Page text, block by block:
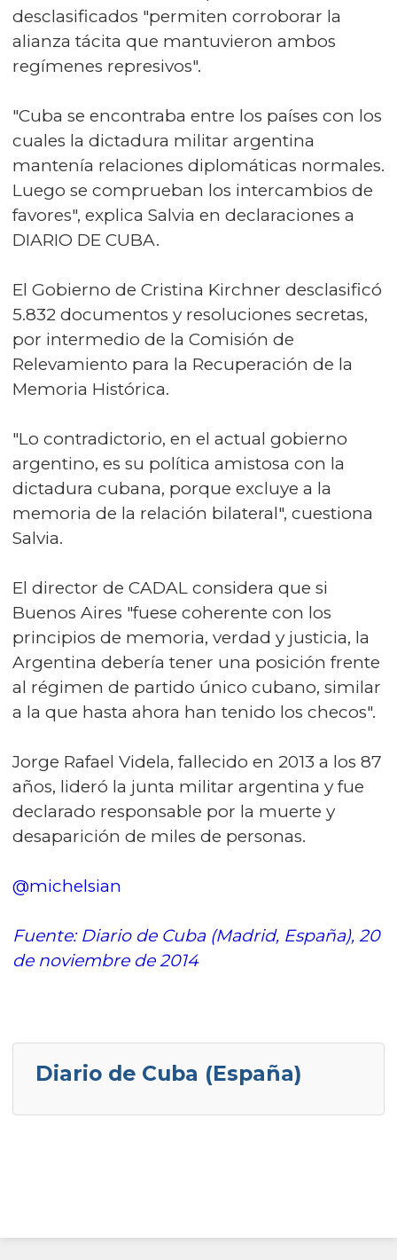
desclasificados "permiten corroborar la
alianza tácita que mantuvieron ambos
regímenes represivos".
"Cuba se encontraba entre los países con los
cuales la dictadura militar argentina
mantenía relaciones diplomáticas normales.
Luego se comprueban los intercambios de
favores", explica Salvia en declaraciones a
DIARIO DE CUBA.
El Gobierno de Cristina Kirchner desclasificó
5.832 documentos y resoluciones secretas,
por intermedio de la Comisión de
Relevamiento para la Recuperación de la
Memoria Histórica.
"Lo contradictorio, en el actual gobierno
argentino, es su política amistosa con la
dictadura cubana, porque excluye a la
memoria de la relación bilateral", cuestiona
Salvia.
El director de CADAL considera que si
Buenos Aires "fuese coherente con los
principios de memoria, verdad y justicia, la
Argentina debería tener una posición frente
al régimen de partido único cubano, similar
a la que hasta ahora han tenido los checos".
Jorge Rafael Videla, fallecido en 2013 a los 87
años, lideró la junta militar argentina y fue
declarado responsable por la muerte y
desaparición de miles de personas.
@michelsian
Fuente: Diario de Cuba (Madrid, España), 20
de noviembre de 2014
Diario de Cuba (España)